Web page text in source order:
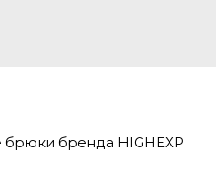
бренда HIGHEXP